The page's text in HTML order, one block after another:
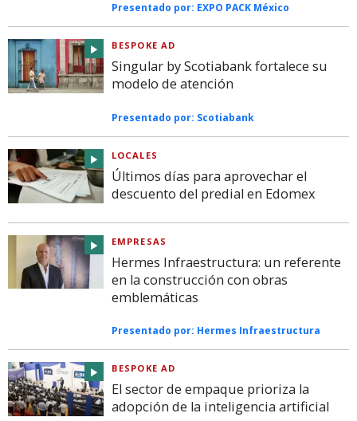
Presentado por: EXPO PACK México
BESPOKE AD
Singular by Scotiabank fortalece su
modelo de atención
Presentado por: Scotiabank
LOCALES
Últimos días para aprovechar el
descuento del predial en Edomex
EMPRESAS
Hermes Infraestructura: un referente
en la construcción con obras
emblemáticas
Presentado por: Hermes Infraestructura
BESPOKE AD
El sector de empaque prioriza la
adopción de la inteligencia artificial